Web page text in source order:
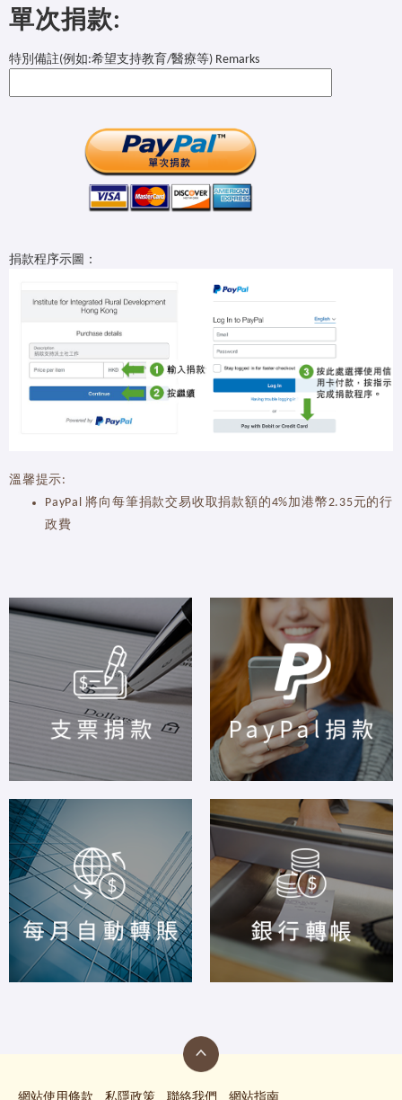
單次捐款:
特別備註(例如:希望支持教育/醫療等) Remarks
捐款程序示圖：
溫馨提示:
PayPal 將向每筆捐款交易收取捐款額的4%加港幣2.35元的行
政費